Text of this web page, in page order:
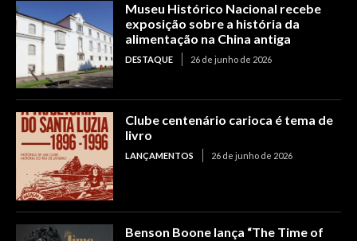
Museu Histórico Nacional recebe
exposição sobre a história da
alimentação na China antiga
DESTAQUE 26 de junho de 2026
Clube centenário carioca é tema de
livro
LANÇAMENTOS 26 de junho de 2026
Benson Boone lança “The Time of